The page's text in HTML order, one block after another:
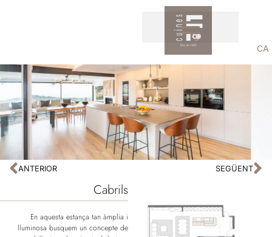
CA
ANTERIOR SEGÜENT
Cabrils
En aquesta estança tan àmplia i
lluminosa busquem un concepte de